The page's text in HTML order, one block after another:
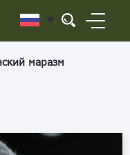
маразм